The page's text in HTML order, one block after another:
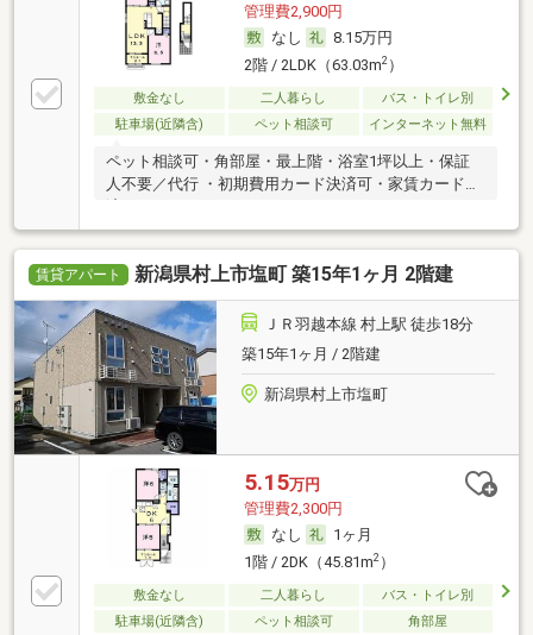
管理費2,900円
なし
8.15万円
2階 / 2LDK（63.03m2）
敷金なし 二人暮らし
バス・トイレ別
駐車場(近隣含)
ペット相談可 インターネット無料
ペット相談可・角部屋・最上階・浴室1坪以上・保証
人不要／代行 ・初期費用カード決済可・家賃カード決
賃貸アパート 新潟県村上市塩町 築15年1ヶ月 2階建
ＪＲ羽越本線 村上駅 徒歩18分
築15年1ヶ月 / 2階建
新潟県村上市塩町
5.15万円
管理費2,300円
なし
1ヶ月
1階 / 2DK（45.81m2）
敷金なし 二人暮らし
バス・トイレ別
駐車場(近隣含)
ペット相談可 角部屋